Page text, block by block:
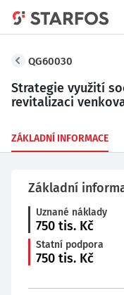
QG60030
Strategie využití
revitalizaci
ZÁKLADNÍ INFORMACE
Základní
Uznané náklady
750 tis. Kč
Statní podpora
750 tis. Kč